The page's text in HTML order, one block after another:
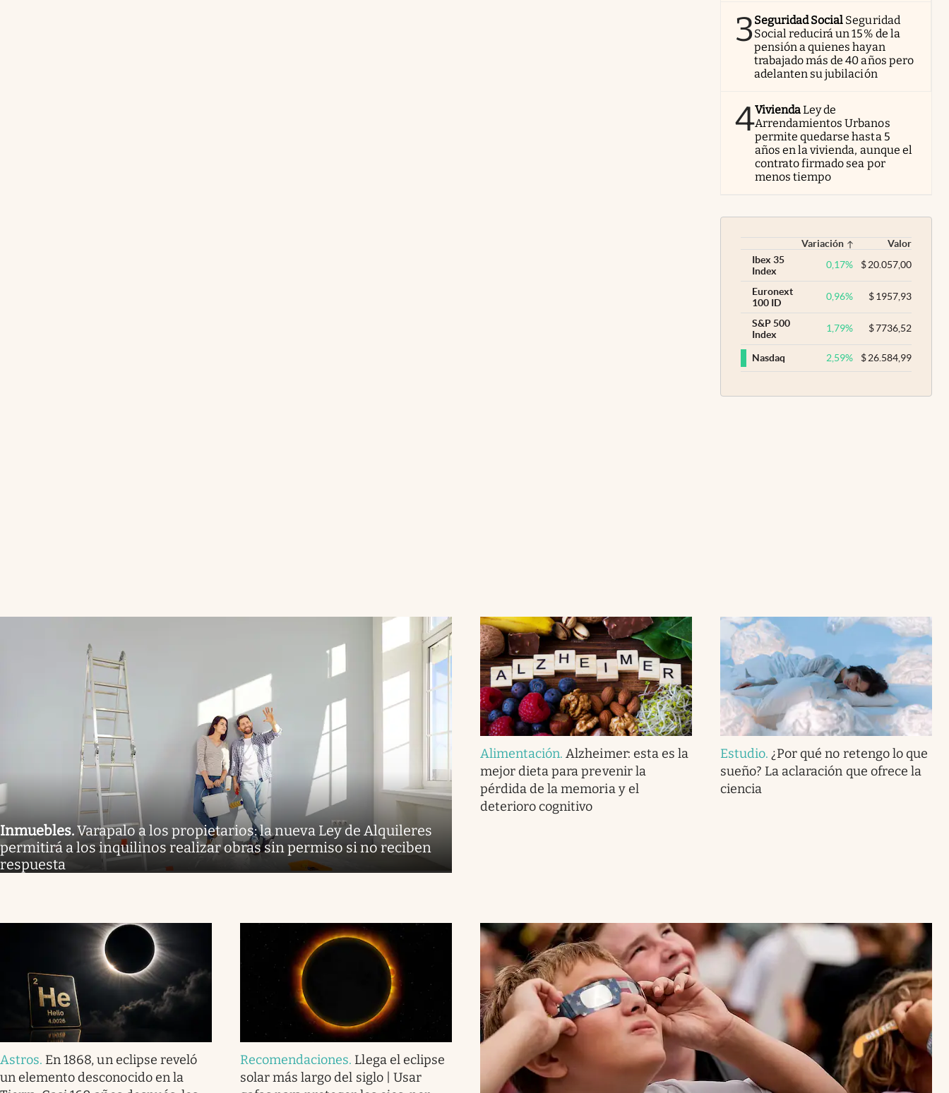
3Seguridad Social Seguridad
Social reducirá un 15% de la
pensión a quienes hayan
trabajado más de 40 años pero
adelanten su jubilación
4ViviendaLey de
Arrendamientos Urbanos
permite quedarse hasta 5
años en la vivienda, aunque el
contrato firmado sea por
menos tiempo
Variación
Valor
Ibex 35
Index
0,17% $20.057,00
Euronext
100 ID
0,96% $1957,93
S&P 500
Index
1,79% $7736,52
Nasdaq 2,59% $26.584,99
Inmuebles.Varapalo a los propietarios: la nueva Ley de Alquileres
permitirá a los inquilinos realizar obras sin permiso si no reciben
respuesta
Alimentación.Alzheimer: esta es la
mejor dieta para prevenir la
pérdida de la memoria y el
deterioro cognitivo
Estudio. ¿Por qué no retengo lo que
sueño? La aclaración que ofrece la
ciencia
Astros. En 1868, un eclipse reveló
un elemento desconocido en la
Recomendaciones. Llega el eclipse
solar más largo del siglo | Usar